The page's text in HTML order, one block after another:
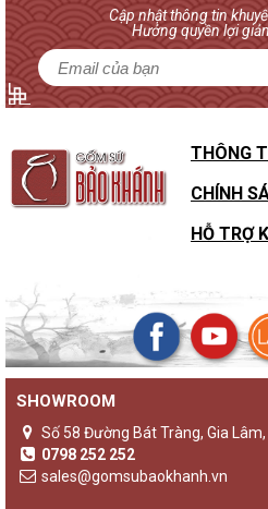
Cập nhật thông tin
Hưởng quyền lợi
THÔNG
CHÍNH
HỖ TRỢ
SHOWROOM
Số 58 Đường Bát Tràng, Gia Lâm,
0798 252 252
sales@gomsubaokhanh.vn